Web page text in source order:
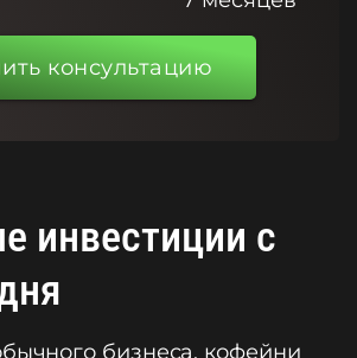
консультацию
инвестиции с
бизнеса, кофейни